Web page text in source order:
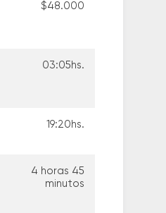
$48.000
03:05hs.
19:20hs.
4 horas 45
minutos